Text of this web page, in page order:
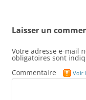
Laisser un
Votre adresse e-mail
obligatoires sont
Commentaire
Voir